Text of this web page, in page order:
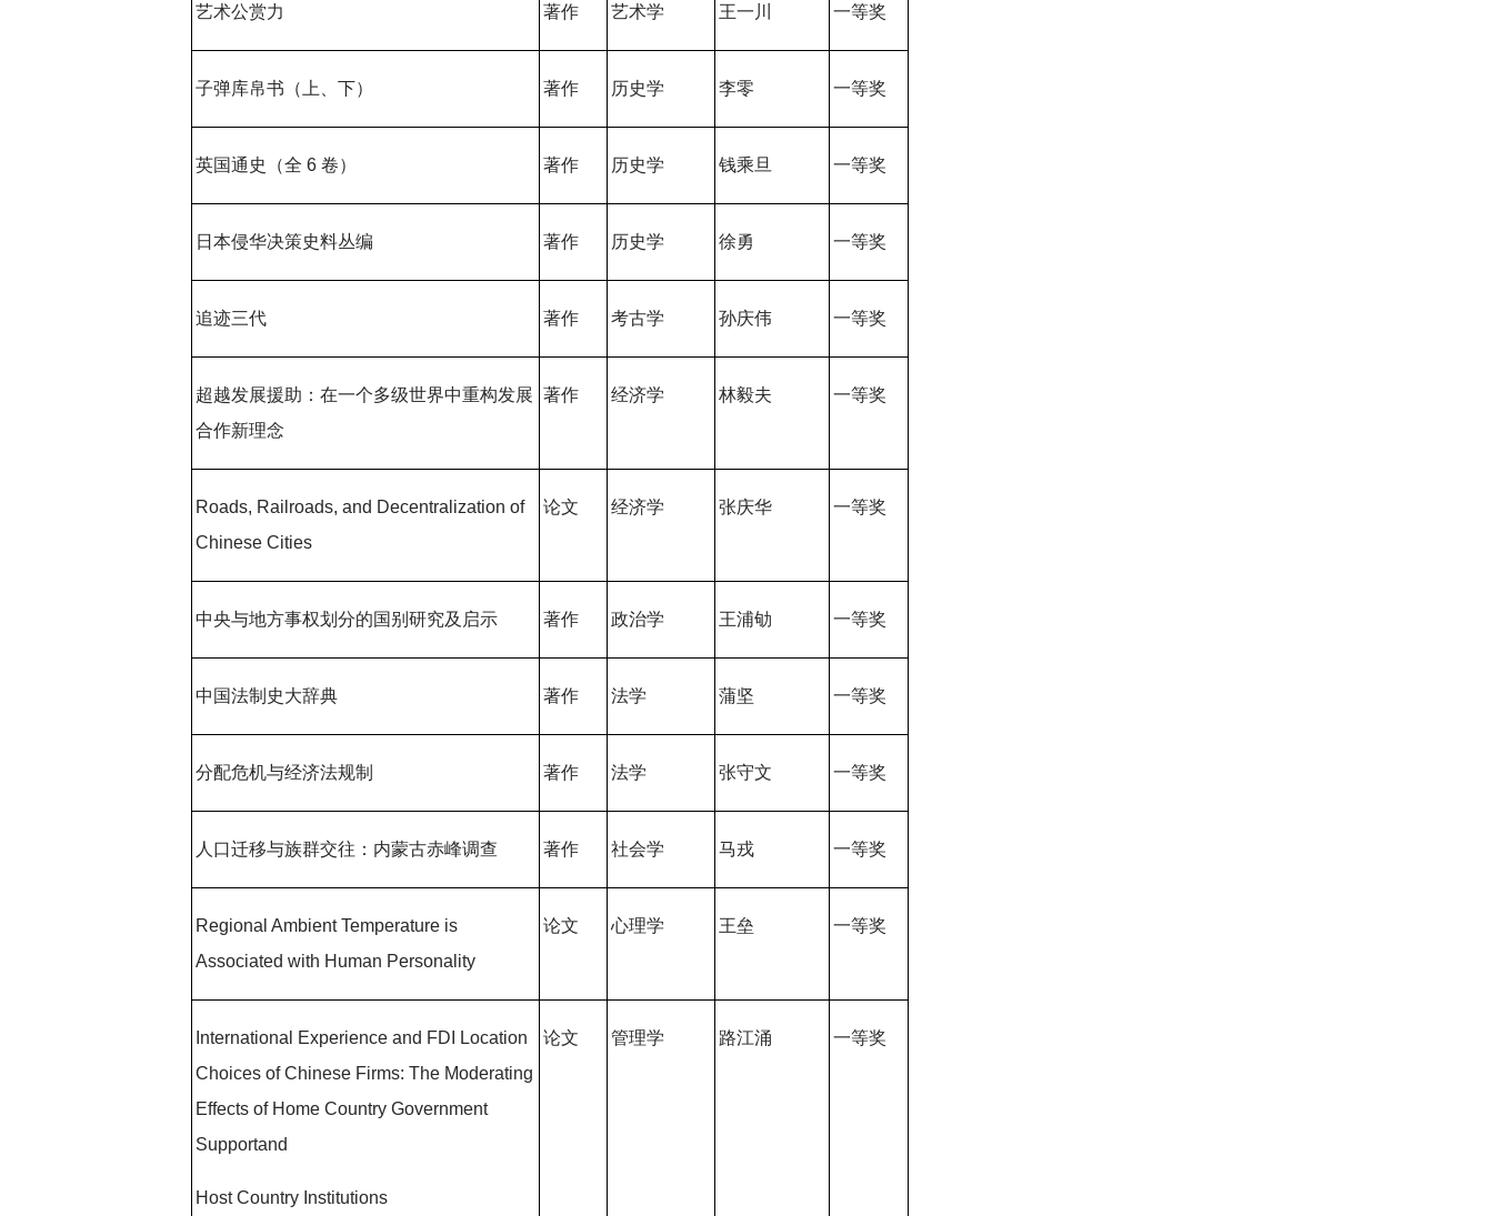
艺术公赏力 著作 艺术学 王一川 一等奖
子弹库帛书（上、下） 著作 历史学 李零 一等奖
英国通史（全 6 卷） 著作 历史学 钱乘旦 一等奖
日本侵华决策史料丛编 著作 历史学 徐勇 一等奖
追迹三代 著作 考古学 孙庆伟 一等奖
超越发展援助：在一个多级世界中重构发展
合作新理念
著作 经济学 林毅夫 一等奖
Roads, Railroads, and Decentralization of
Chinese Cities
论文 经济学 张庆华 一等奖
中央与地方事权划分的国别研究及启示 著作 政治学 王浦劬 一等奖
中国法制史大辞典 著作 法学 蒲坚 一等奖
分配危机与经济法规制 著作 法学 张守文 一等奖
人口迁移与族群交往：内蒙古赤峰调查 著作 社会学 马戎 一等奖
Regional Ambient Temperature is
Associated with Human Personality
论文 心理学 王垒 一等奖
International Experience and FDI Location
Choices of Chinese Firms: The Moderating
Effects of Home Country Government
Supportand
Host Country Institutions
论文 管理学 路江涌 一等奖